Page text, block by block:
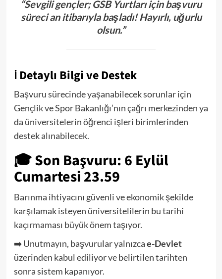
“Sevgili gençler; GSB Yurtları için başvuru
süreci an itibarıyla başladı! Hayırlı, uğurlu
olsun.”
ℹ️Detaylı Bilgi ve Destek
Başvuru sürecinde yaşanabilecek sorunlar için
Gençlik ve Spor Bakanlığı’nın çağrı merkezinden ya
da üniversitelerin öğrenci işleri birimlerinden
destek alınabilecek.
🎓Son Başvuru: 6 Eylül
Cumartesi 23.59
Barınma ihtiyacını güvenli ve ekonomik şekilde
karşılamak isteyen üniversitelilerin bu tarihi
kaçırmaması büyük önem taşıyor.
➡️ Unutmayın, başvurular yalnızcae-Devlet
üzerinden kabul ediliyor ve belirtilen tarihten
sonra sistem kapanıyor.